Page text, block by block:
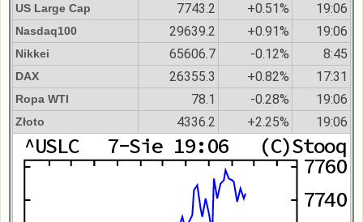
US Large Cap 7743.2 +0.51% 19:06
Nasdaq100 29639.2 +0.91% 19:06
Nikkei 65606.7 -0.12% 8:45
DAX 26355.3 +0.82% 17:31
Ropa WTI 78.1 -0.28% 19:06
Złoto 4336.2 +2.25% 19:06